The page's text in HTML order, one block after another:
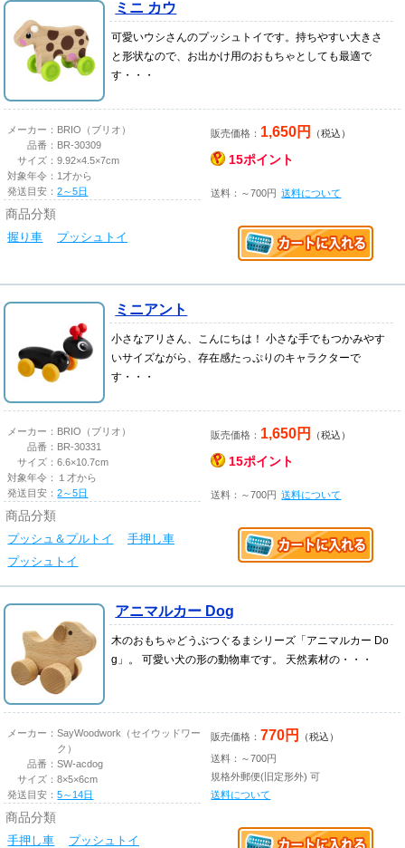
ミニ カウ
可愛いウシさんのプッシュトイです。持ちやすい大きさ
と形状なので、お出かけ用のおもちゃとしても最適で
す・・・
メーカー： BRIO（ブリオ）
品番： BR-30309
サイズ：9.92×4.5×7cm
対象年令： 1才から
発送目安：2～5日
商品分類
握り車 プッシュトイ
販売価格： 1,650円 （税込）
15ポイント
送料：～700円 送料について
ミニアント
小さなアリさん、こんにちは！ 小さな手でもつかみやす
いサイズながら、存在感たっぷりのキャラクターで
す・・・
メーカー： BRIO（ブリオ）
品番： BR-30331
サイズ：6.6×10.7cm
対象年令：
１才から
発送目安：2～5日
商品分類
プッシュ＆プルトイ
手押し車
プッシュトイ
販売価格： 1,650円 （税込）
15ポイント
送料：～700円 送料について
アニマルカー Dog
木のおもちゃどうぶつぐるまシリーズ「アニマルカー Do
g」。 可愛い犬の形の動物車です。 天然素材の・・・
メーカー：SayWoodwork（セイウッドワー
ク）
品番：SW-acdog
サイズ：8×5×6cm
発送目安：5～14日
商品分類
手押し車
プッシュトイ
販売価格： 770円
（税込）
送料：～700円
規格外郵便(旧定形外) 可
送料について